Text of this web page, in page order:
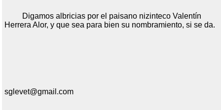
Digamos albricias por el paisano nizinteco Valentín
Herrera Alor, y que sea para bien su nombramiento, si se da.
sglevet@gmail.com